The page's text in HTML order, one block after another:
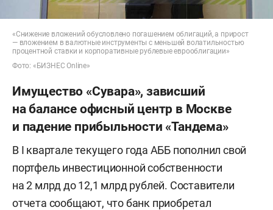
«Снижение вложений обусловлено погашением облигаций, а прирост
— вложением в валютные инструменты с меньшей волатильностью
процентной ставки и корпоративные рублевые еврооблигации»
Фото: «БИЗНЕС Online»
Имущество «Сувара», зависший
на балансе офисный центр в Москве
и падение прибыльности «Тандема»
В I квартале текущего года АББ пополнил свой
портфель инвестиционной собственности
на 2 млрд до 12,1 млрд рублей. Составители
отчета сообщают, что банк приобретал